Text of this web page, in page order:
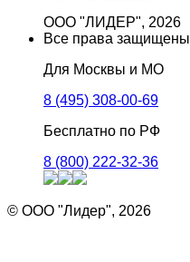
ООО "ЛИДЕР", 2026
Все права защищены
Для Москвы и МО
8 (495) 308-00-69
Бесплатно по РФ
8 (800) 222-32-36
© ООО "Лидер", 2026